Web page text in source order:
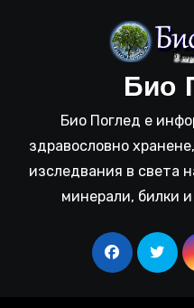
Био
Био Поглед е
здравословно
изследвания в света
минерали, билки